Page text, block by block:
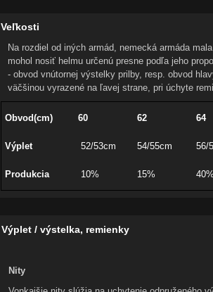
Veľkosti
Na rozdiel od iných armád, nemecká armáda
mohol nosiť helmu určenú presne podľa jeho
- obvod vnútornej výstelky prilby, resp. obvod
väčšinou vyrazené na ľavej strane, pri úchyte
Obvod(cm) 60 62 64
Výplet 52/53cm 54/55cm 56/
Produkcia 10% 15% 40%
Výplet / výstelka, remienky
Nity